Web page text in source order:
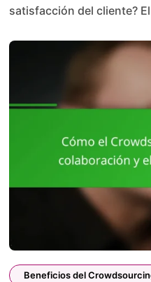
satisfacción del cliente?
Beneficios del